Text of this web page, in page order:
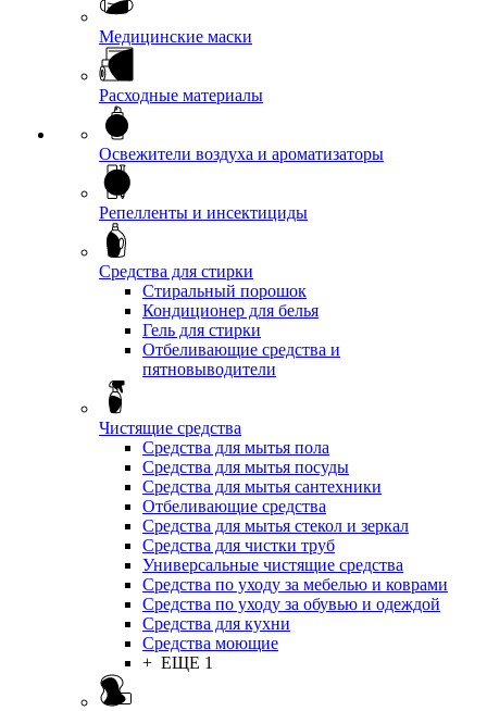
Медицинские маски
Расходные материалы
Освежители воздуха и ароматизаторы
Репелленты и инсектициды
Средства для стирки
Стиральный порошок
Кондиционер для белья
Гель для стирки
Отбеливающие средства и
пятновыводители
Чистящие средства
Средства для мытья пола
Средства для мытья посуды
Средства для мытья сантехники
Отбеливающие средства
Средства для мытья стекол и зеркал
Средства для чистки труб
Универсальные чистящие средства
Средства по уходу за мебелью и коврами
Средства по уходу за обувью и одеждой
Средства для кухни
Средства моющие
+ ЕЩЕ 1